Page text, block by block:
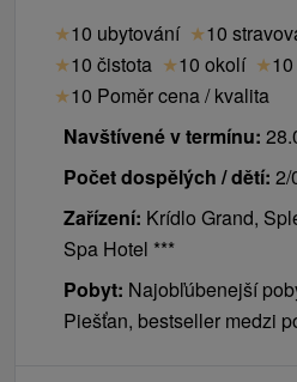
★10 ubytování ★10
★10 čistota ★10 okolí ★
★10 Poměr cena / kvalita
Navštívené v termínu:
Počet dospělých / dětí: 2/
Zařízení: Krídlo Grand,
Spa Hotel ***
Pobyt: Najobľúbenejší
Piešťan, bestseller medzi